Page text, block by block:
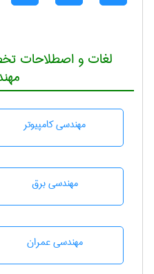
لغات و اصطلاحات
مهندسی كامپيوتر
مهندسی برق
مهندسی عمران